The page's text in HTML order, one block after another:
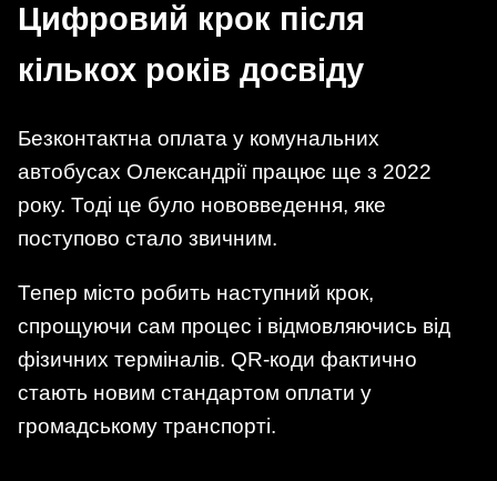
Цифровий крок після
кількох років досвіду
Безконтактна оплата у комунальних
автобусах Олександрії працює ще з 2022
року. Тоді це було нововведення, яке
поступово стало звичним.
Тепер місто робить наступний крок,
спрощуючи сам процес і відмовляючись від
фізичних терміналів. QR-коди фактично
стають новим стандартом оплати у
громадському транспорті.